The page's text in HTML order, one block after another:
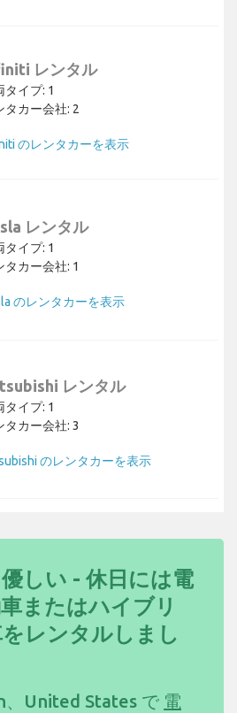
レンタル
タイプ: 1
タカー会社: 2
のレンタカーを表示
レンタル
タイプ: 1
タカー会社: 1
のレンタカーを表示
レンタル
タイプ: 1
タカー会社: 3
のレンタカーを表示
しい - 休日には電
またはハイブリ
レンタルしまし
、United States で 電